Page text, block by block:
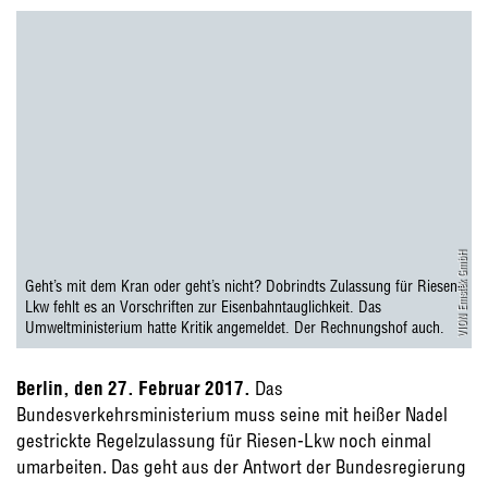
VION Emstek GmbH
Geht’s mit dem Kran oder geht’s nicht? Dobrindts Zulassung für Riesen-
Lkw fehlt es an Vorschriften zur Eisenbahntauglichkeit. Das
Umweltministerium hatte Kritik angemeldet. Der Rechnungshof auch.
Berlin, den 27. Februar 2017. Das
Bundesverkehrsministerium muss seine mit heißer Nadel
gestrickte Regelzulassung für Riesen-Lkw noch einmal
umarbeiten. Das geht aus der Antwort der Bundesregierung